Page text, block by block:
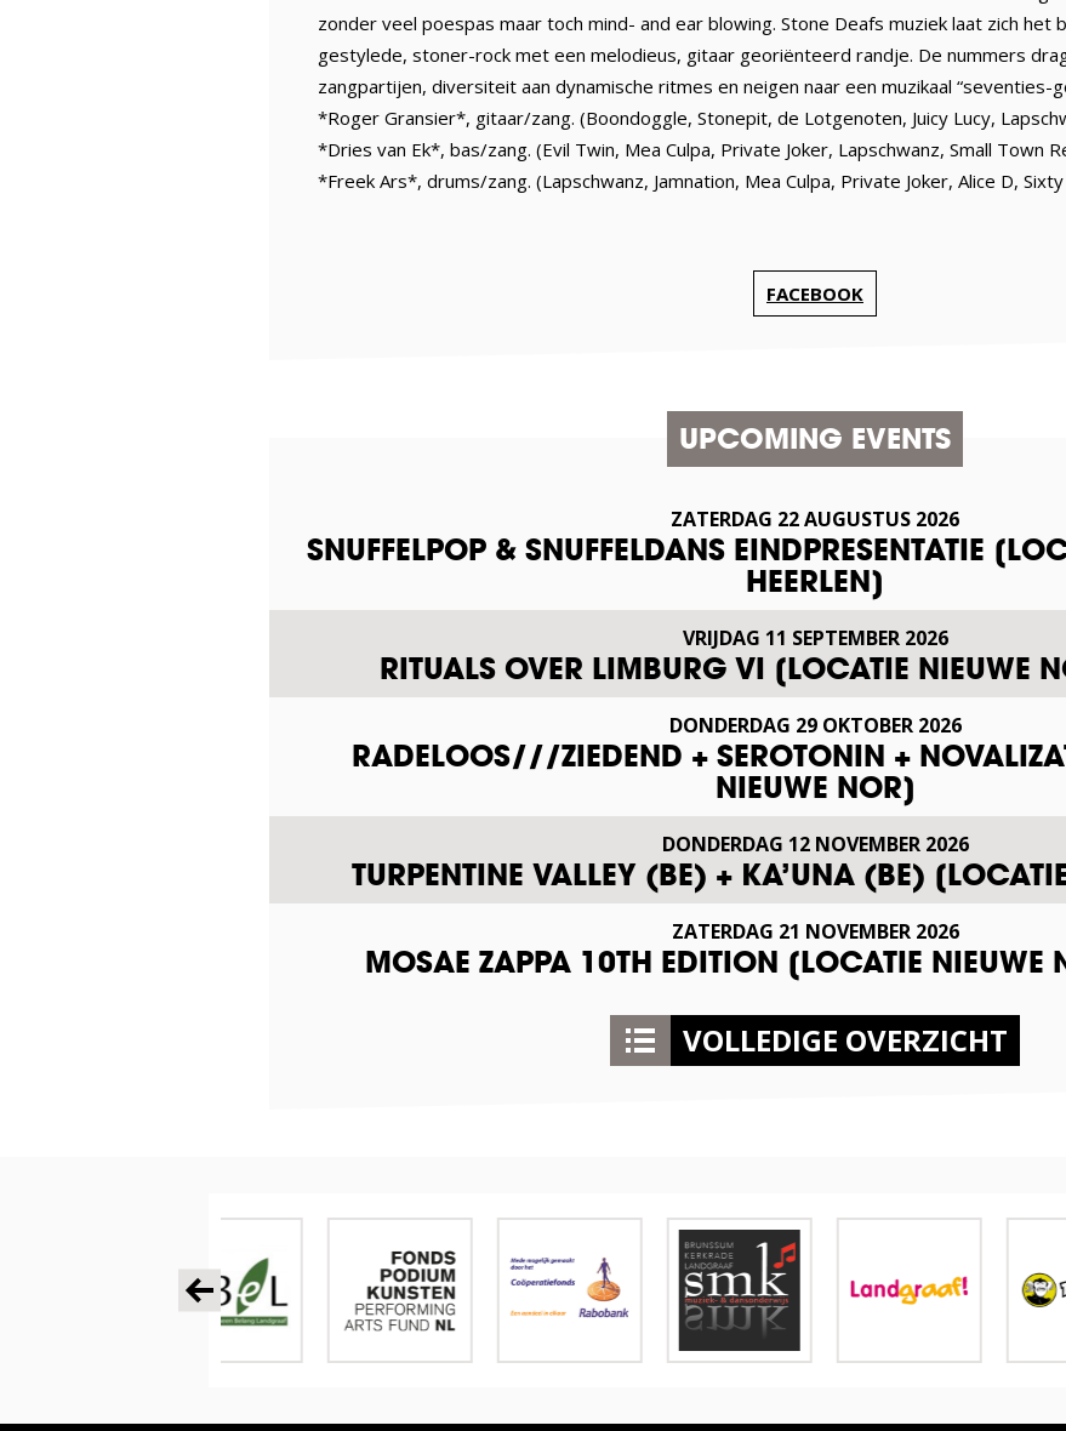
zonder veel poespas maar toch mind- and ear blowing. Stone Deafs muziek laat zich het
gestylede, stoner-rock met een melodieus, gitaar georiënteerd randje. De nummers
zangpartijen, diversiteit aan dynamische ritmes en neigen naar een muzikaal “seventies-
*Roger Gransier*, gitaar/zang. (Boondoggle, Stonepit, de Lotgenoten, Juicy Lucy,
*Dries van Ek*, bas/zang. (Evil Twin, Mea Culpa, Private Joker, Lapschwanz, Small Town
*Freek Ars*, drums/zang. (Lapschwanz, Jamnation, Mea Culpa, Private Joker, Alice D,
FACEBOOK
UPCOMING EVENTS
ZATERDAG 22AUGUSTUS 2026
SNUFFELPOP & SNUFFELDANS EINDPRESENTATIE
HEERLEN]
VRIJDAG 11 SEPTEMBER 2026
RITUALS OVER LIMBURG VI [LOCATIE NIEUWE
DONDERDAG 29 OKTOBER 2026
RADELOOS///ZIEDEND + SEROTONIN +
NIEUWE NOR]
DONDERDAG 12 NOVEMBER 2026
TURPENTINE VALLEY (BE) + KA’UNA (BE)
ZATERDAG 21 NOVEMBER 2026
MOSAE ZAPPA 10TH EDITION [LOCATIE NIEUWE
VOLLEDIGE OVERZICHT